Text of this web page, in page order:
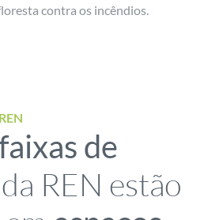
contra os incêndios.
de
da REN estão